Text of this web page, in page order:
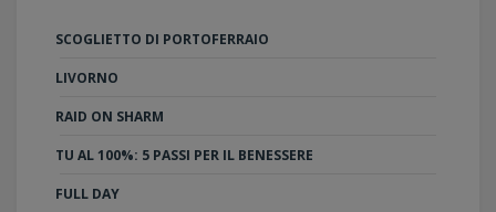
SCOGLIETTO DI PORTOFERRAIO
LIVORNO
RAID ON SHARM
TU AL 100%: 5 PASSI PER IL BENESSERE
FULL DAY